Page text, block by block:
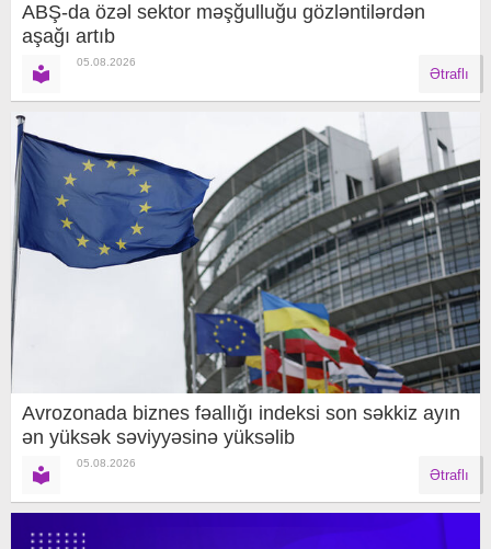
ABŞ-da özəl sektor məşğulluğu gözləntilərdən
aşağı artıb
05.08.2026
Ətraflı
Avrozonada biznes fəallığı indeksi son səkkiz ayın
ən yüksək səviyyəsinə yüksəlib
05.08.2026
Ətraflı